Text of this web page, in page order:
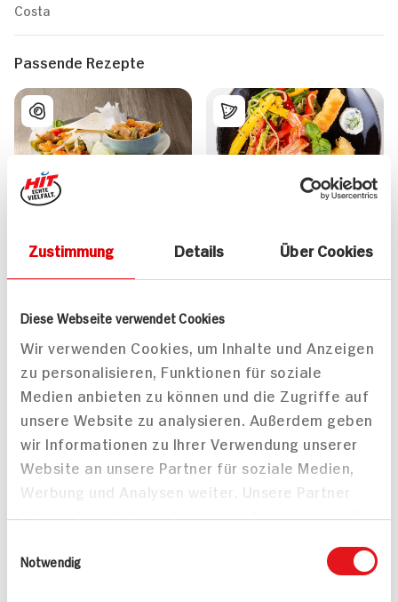
Zustimmung Details Über Cookies
Diese Webseite verwendet Cookies
Wir verwenden Cookies, um Inhalte und Anzeigen
zu personalisieren, Funktionen für soziale
Medien anbieten zu können und die Zugriffe auf
unsere Website zu analysieren. Außerdem geben
wir Informationen zu Ihrer Verwendung unserer
Website an unsere Partner für soziale Medien,
Werbung und Analysen weiter. Unsere Partner
führen diese Informationen möglicherweise mit
bereitgestellt haben oder die sie im Rahmen
Notwendig
Costa
Passende Rezepte
Blattspinat und
Manchego
950 kcal p. Portion
Leicht
Basilikum-Mayonnaise
Leicht
35 min